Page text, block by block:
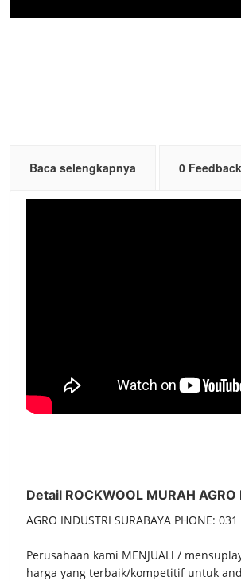
Baca selengkapnya 0 Feedback
Detail ROCKWOOL MURAH AGRO
AGRO INDUSTRI SURABAYA PHONE:
Perusahaan kami MENJUALl /
harga yang terbaik/kompetitif untuk